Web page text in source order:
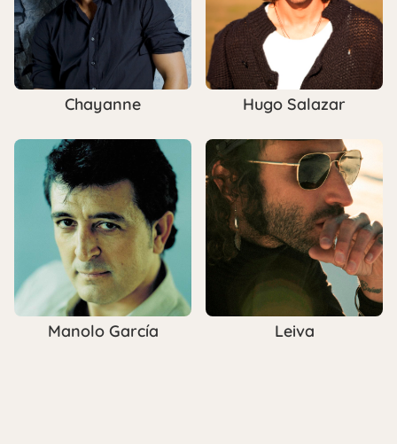
Chayanne Hugo Salazar
Manolo García Leiva